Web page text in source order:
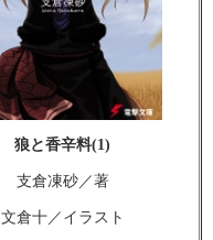
狼と香辛料(1)
支倉凍砂／著
文倉十／イラスト